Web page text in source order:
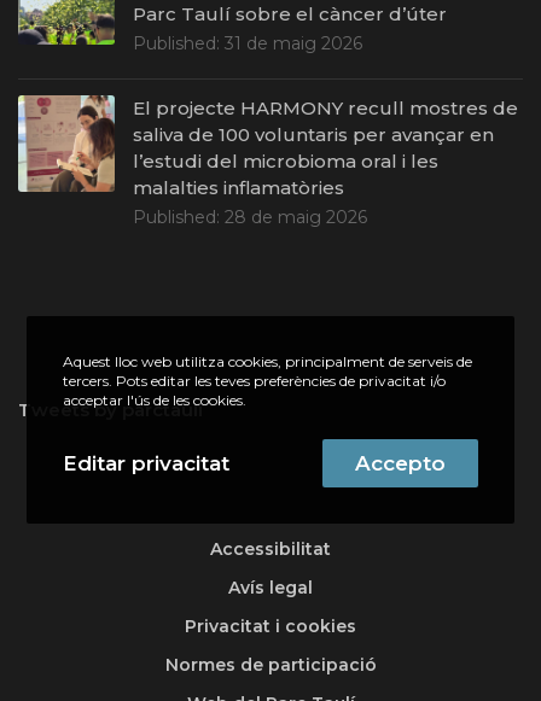
Parc Taulí sobre el càncer d’úter
Published: 31 de maig 2026
El projecte HARMONY recull mostres de
saliva de 100 voluntaris per avançar en
l’estudi del microbioma oral i les
malalties inflamatòries
Published: 28 de maig 2026
Tweets by parctauli
Accessibilitat
Avís legal
Privacitat i cookies
Normes de participació
Aquest lloc web utilitza cookies, principalment de serveis de
tercers. Pots editar les teves preferències de privacitat i/o
acceptar l'ús de les cookies.
Editar privacitat Accepto